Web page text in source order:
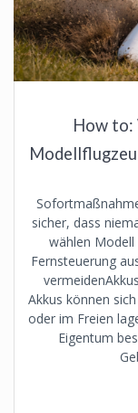
How to:
sicher, dass
wählen
Fernsteuerung
Akkus können
oder im Freien
Eigentum